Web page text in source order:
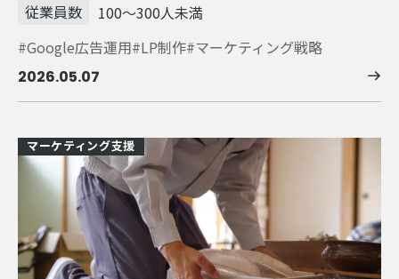
従業員数
100～300人未満
Google広告運用 LP制作 マーケティング戦略
2026.05.07
マーケティング支援